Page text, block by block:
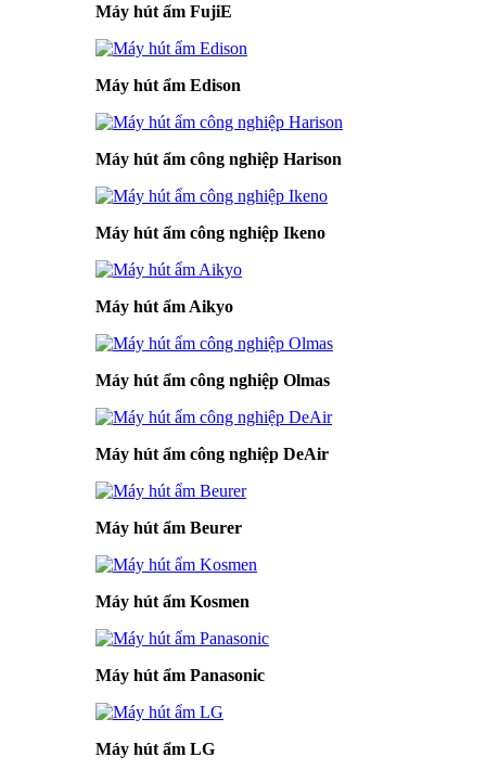
Máy hút ẩm FujiE
Máy hút ẩm Edison
Máy hút ẩm công nghiệp Harison
Máy hút ẩm công nghiệp Ikeno
Máy hút ẩm Aikyo
Máy hút ẩm công nghiệp Olmas
Máy hút ẩm công nghiệp DeAir
Máy hút ẩm Beurer
Máy hút ẩm Kosmen
Máy hút ẩm Panasonic
Máy hút ẩm LG